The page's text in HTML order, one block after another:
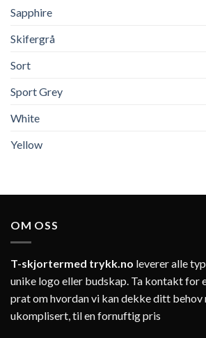
Sapphire
Skifergrå
Sort
Sport Grey
White
Yellow
OM OSS
T-skjortermed trykk.no leverer alle
unike logo eller budskap. Ta kontakt for
prat om hvordan vi kan dekke ditt behov
ukomplisert, til en fornuftig pris